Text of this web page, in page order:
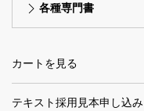
各種専門書
カートを見る
テキスト採用見本申し込み